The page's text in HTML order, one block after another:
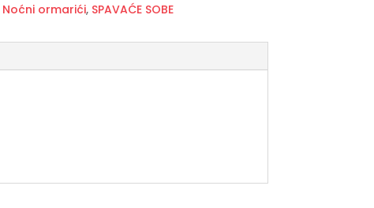
Noćni ormarići, SPAVAĆE SOBE